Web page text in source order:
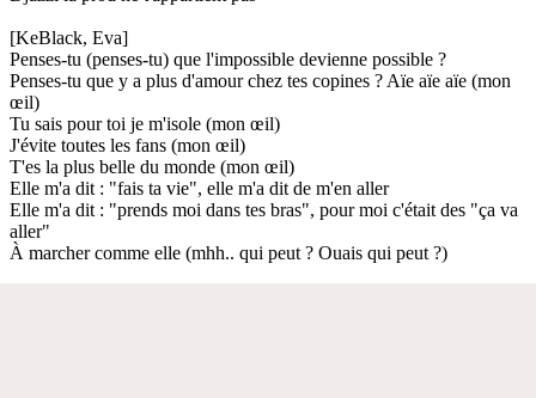
[KeBlack, Eva]
Penses-tu (penses-tu) que l'impossible devienne possible ?
Penses-tu que y a plus d'amour chez tes copines ? Aïe aïe aïe (mon
œil)
Tu sais pour toi je m'isole (mon œil)
J'évite toutes les fans (mon œil)
T'es la plus belle du monde (mon œil)
Elle m'a dit : "fais ta vie", elle m'a dit de m'en aller
Elle m'a dit : "prends moi dans tes bras", pour moi c'était des "ça va
aller"
À marcher comme elle (mhh.. qui peut ? Ouais qui peut ?)